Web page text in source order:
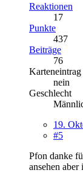
Reaktionen
17
Punkte
437
Beiträge
76
Karteneintrag
nein
Geschlecht
19.
#5
Pfon danke
ansehen